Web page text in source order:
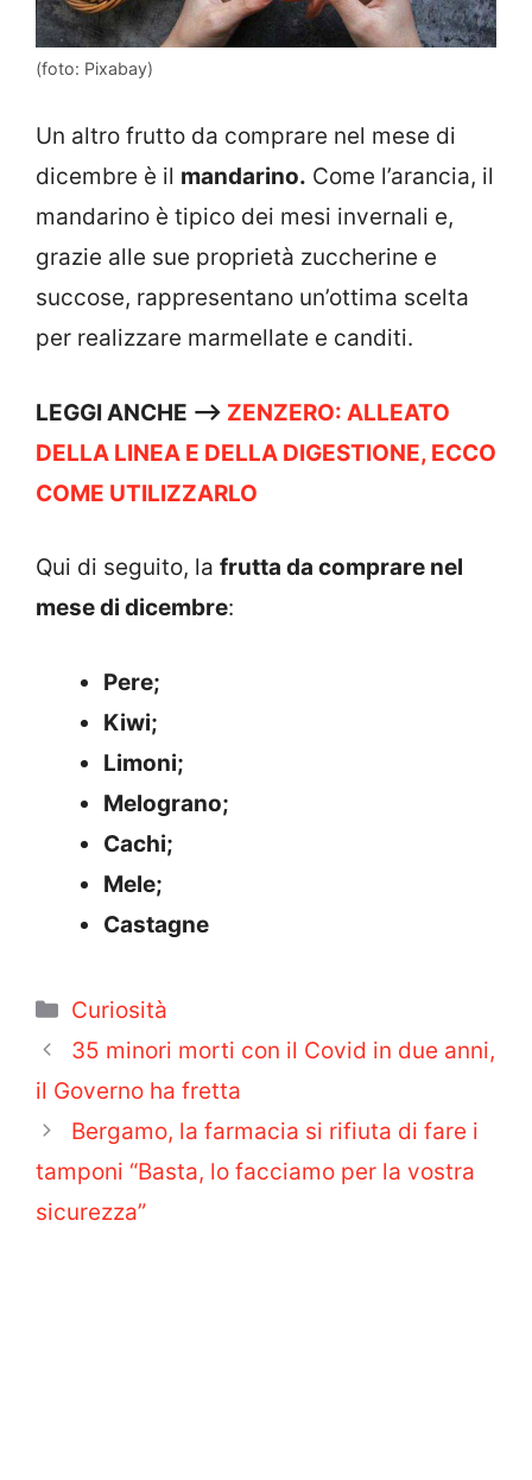
(foto: Pixabay)
Un altro frutto da comprare nel mese di
dicembre è il mandarino. Come l’arancia, il
mandarino è tipico dei mesi invernali e,
grazie alle sue proprietà zuccherine e
succose, rappresentano un’ottima scelta
per realizzare marmellate e canditi.
LEGGI ANCHE –> ZENZERO: ALLEATO
DELLA LINEA E DELLA DIGESTIONE, ECCO
COME UTILIZZARLO
Qui di seguito, la frutta da comprare nel
mese di dicembre:
Pere;
Kiwi;
Limoni;
Melograno;
Cachi;
Mele;
Castagne
Categorie
Curiosità
35 minori morti con il Covid in due anni,
il Governo ha fretta
Bergamo, la farmacia si rifiuta di fare i
tamponi “Basta, lo facciamo per la vostra
sicurezza”